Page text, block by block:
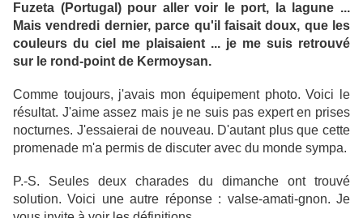
Fuzeta (Portugal) pour aller voir le port, la lagune ...
Mais vendredi dernier, parce qu'il faisait doux, que les
couleurs du ciel me plaisaient ... je me suis retrouvé
sur le rond-point de Kermoysan.
Comme toujours, j'avais mon équipement photo. Voici le
résultat. J'aime assez mais je ne suis pas expert en prises
nocturnes. J'essaierai de nouveau. D'autant plus que cette
promenade m'a permis de discuter avec du monde sympa.
P.-S. Seules deux charades du dimanche ont trouvé
solution. Voici une autre réponse : valse-amati-gnon. Je